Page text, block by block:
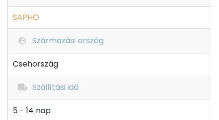
SAPHO
Származási ország
Csehország
Szállítási idő
5 - 14 nap